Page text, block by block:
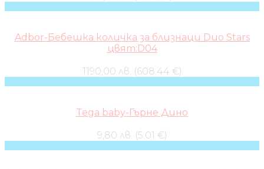
Adbor-Бебешка количка за близнаци Duo Stars
цвят:D04
1190,00 лв. (608.44 €)
Tega baby-Гърне Дино
9,80 лв. (5.01 €)